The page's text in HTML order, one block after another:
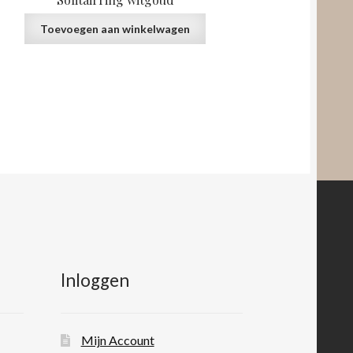
Toevoegen aan winkelwagen
Inloggen
Mijn Account